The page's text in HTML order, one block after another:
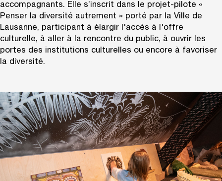
accompagnants. Elle s’inscrit dans le projet-pilote «
Penser la diversité autrement » porté par la Ville de
Lausanne, participant à élargir l'accès à l'offre
culturelle, à aller à la rencontre du public, à ouvrir les
portes des institutions culturelles ou encore à favoriser
la diversité.